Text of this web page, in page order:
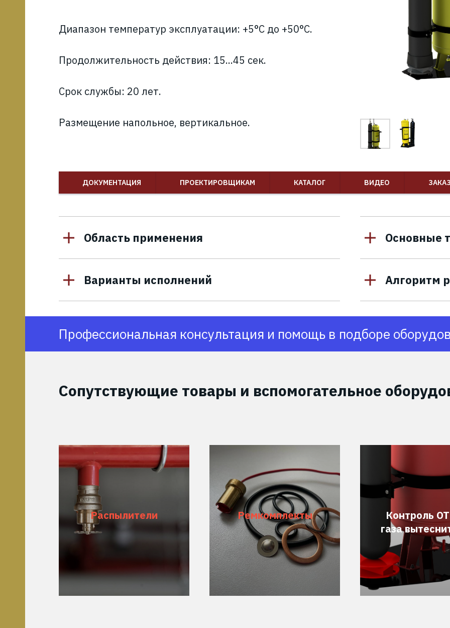
Диапазон температур эксплуатации: +5°С до +50°С.
Продолжительность действия: 15...45 сек.
Срок службы: 20 лет.
Размещение напольное, вертикальное.
ДОКУМЕНТАЦИЯ ПРОЕКТИРОВЩИКАМ КАТАЛОГ ВИДЕО
Область применения
Варианты исполнений
Основные
Алгоритм
Профессиональная консультация и помощь в подборе
Сопутствующие товары и вспомогательное
Распылители Ремкомплекты
Подробнее
Контроль
газа
Подробнее